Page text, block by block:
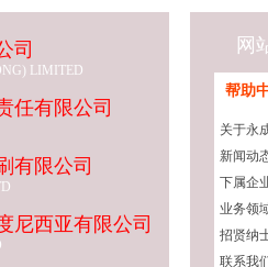
司
LIMITED
任有限公司
有限公司
尼西亚有限公司
帮助
关于永
新闻动
下属企
业务领
招贤纳
联系我
网